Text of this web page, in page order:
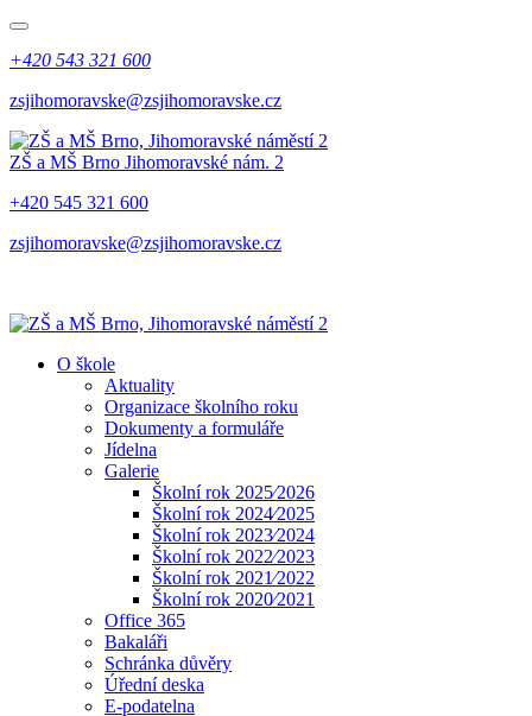
+420 543 321 600
zsjihomoravske@zsjihomoravske.cz
ZŠ a MŠ Brno Jihomoravské nám. 2
+420 545 321 600
zsjihomoravske@zsjihomoravske.cz
O škole
Aktuality
Organizace školního roku
Dokumenty a formuláře
Jídelna
Galerie
Školní rok 2025⁄2026
Školní rok 2024⁄2025
Školní rok 2023⁄2024
Školní rok 2022⁄2023
Školní rok 2021⁄2022
Školní rok 2020⁄2021
Office 365
Bakaláři
Schránka důvěry
Úřední deska
E-podatelna